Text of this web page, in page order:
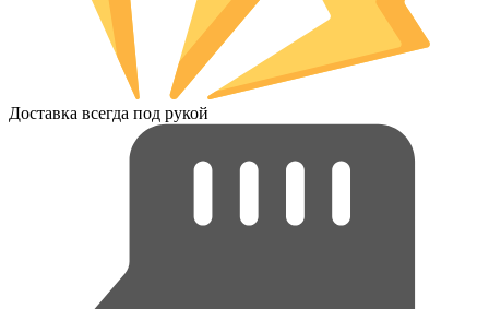
Доставка всегда под рукой